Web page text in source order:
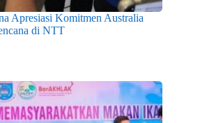
Apresiasi Komitmen Australia
di NTT